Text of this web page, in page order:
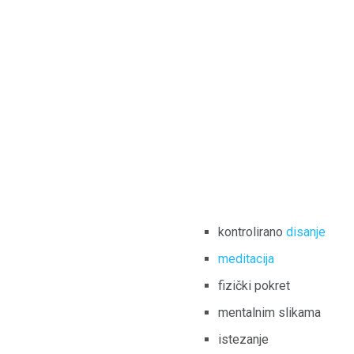
kontrolirano disanje
meditacija
fizički pokret
mentalnim slikama
istezanje